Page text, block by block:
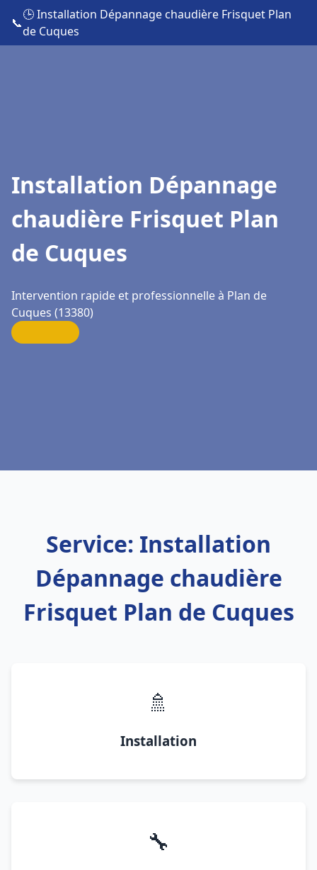
📞
🕒 Installation Dépannage chaudière Frisquet Plan
de Cuques
Installation Dépannage
chaudière Frisquet Plan
de Cuques
Intervention rapide et professionnelle à Plan de
Cuques (13380)
Service: Installation
Dépannage chaudière
Frisquet Plan de Cuques
🚿
Installation
🔧